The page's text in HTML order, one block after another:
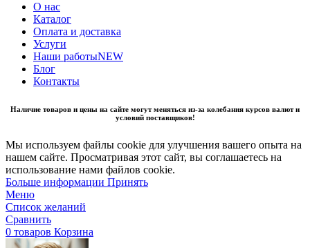
О нас
Каталог
Оплата и доставка
Услуги
Наши работыNEW
Блог
Контакты
Наличие товаров и цены на сайте могут меняться из-за колебания курсов валют и
условий поставщиков!
Мы используем файлы cookie для улучшения вашего опыта на
нашем сайте. Просматривая этот сайт, вы соглашаетесь на
использование нами файлов cookie.
Больше информации Больше
Принять
Меню
Список желаний
Сравнить
0 товаров Корзина